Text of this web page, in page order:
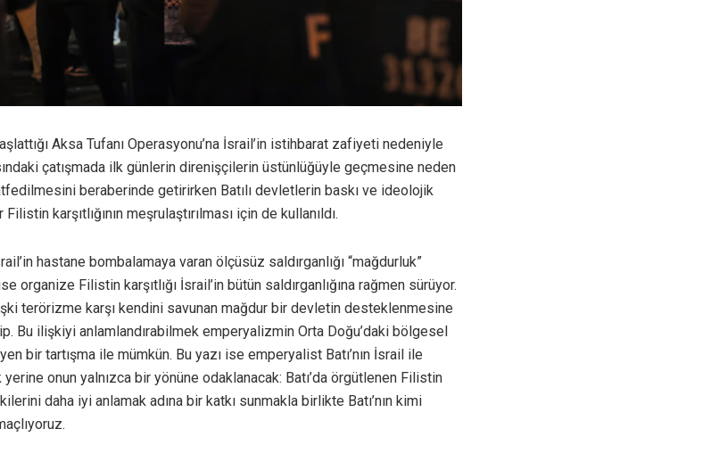
Aksa Tufanı Operasyonu’na İsrail’in istihbarat zafiyeti nedeniyle
çatışmada ilk günlerin direnişçilerin üstünlüğüyle geçmesine neden
beraberinde getirirken Batılı devletlerin baskı ve ideolojik
karşıtlığının meşrulaştırılması için de kullanıldı.
hastane bombalamaya varan ölçüsüz saldırganlığı “mağdurluk”
organize Filistin karşıtlığı İsrail’in bütün saldırganlığına rağmen sürüyor.
terörizme karşı kendini savunan mağdur bir devletin desteklenmesine
Bu ilişkiyi anlamlandırabilmek emperyalizmin Orta Doğu’daki bölgesel
bir tartışma ile mümkün. Bu yazı ise emperyalist Batı’nın İsrail ile
onun yalnızca bir yönüne odaklanacak: Batı’da örgütlenen Filistin
daha iyi anlamak adına bir katkı sunmakla birlikte Batı’nın kimi